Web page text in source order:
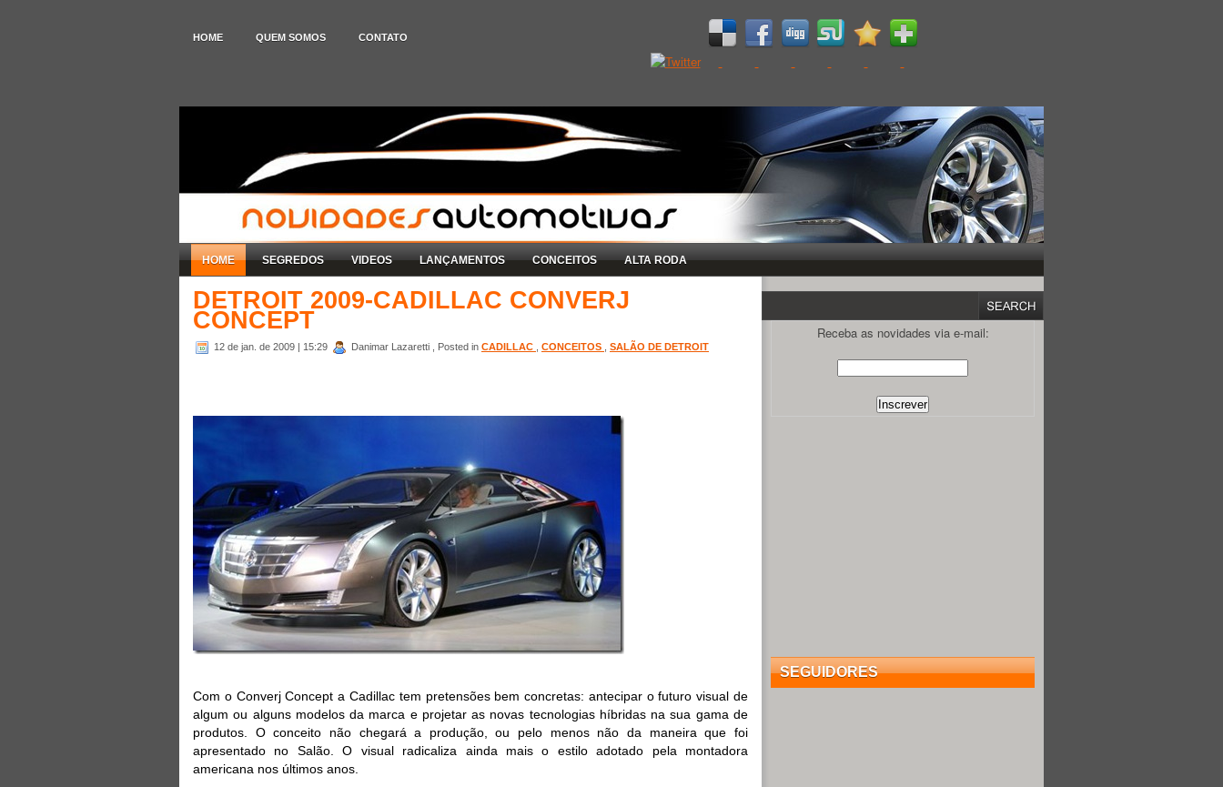
HOME QUEM SOMOS CONTATO
HOME SEGREDOS VIDEOS LANÇAMENTOS CONCEITOS ALTA RODA
DETROIT 2009-CADILLAC CONVERJ
CONCEPT
12 de jan. de 2009 | 15:29 Danimar Lazaretti , Posted in CADILLAC CONCEITOS SALÃO DE DETROIT
Com o Converj Concept a Cadillac tem pretensões bem concretas: antecipar o futuro visual de
algum ou alguns modelos da marca e projetar as novas tecnologias híbridas na sua gama de
produtos. O conceito não chegará a produção, ou pelo menos não da maneira que foi
apresentado no Salão. O visual radicaliza ainda mais o estilo adotado pela montadora
americana nos últimos anos.
Receba as novidades via e-mail:
SEGUIDORES